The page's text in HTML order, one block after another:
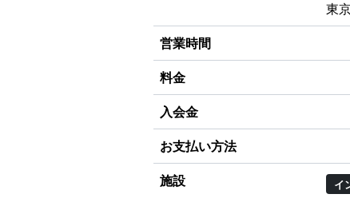
東
営業時間
料金
入会金
お支払い方法
施設 イ